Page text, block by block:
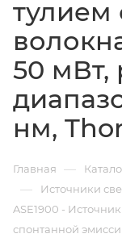
тулием
50 мВт,
нм,
Главная —
— Источники
ASE1900 -
спонтанной